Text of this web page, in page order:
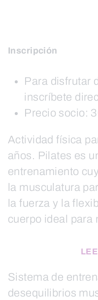
Inscripción
Para disfrutar
inscríbete
Precio socio:
Actividad física
años. Pilates es
entrenamiento
la musculatura
la fuerza y la
cuerpo ideal para
Sistema de
desequilibrios